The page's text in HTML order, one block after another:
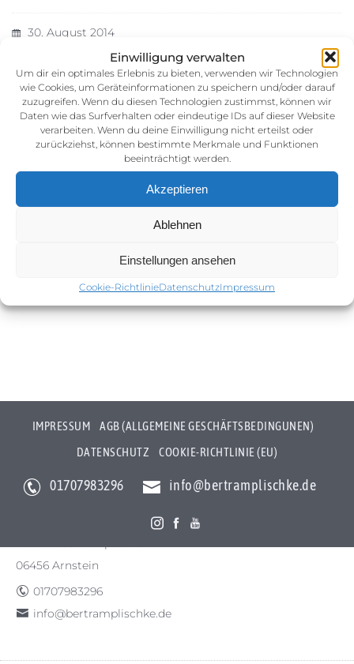
Einwilligung verwalten
Um dir ein optimales Erlebnis zu bieten, verwenden wir Technologien
wie Cookies, um Geräteinformationen zu speichern und/oder darauf
zuzugreifen. Wenn du diesen Technologien zustimmst, können wir
Daten wie das Surfverhalten oder eindeutige IDs auf dieser Website
verarbeiten. Wenn du deine Einwilligung nicht erteilst oder
zurückziehst, können bestimmte Merkmale und Funktionen
beeinträchtigt werden.
Akzeptieren
Ablehnen
Einstellungen ansehen
Cookie-RichtlinieDatenschutzImpressum
30. August 2014
AGB (Allgemeine Geschäftsbedingunen)
IMPRESSUM
AGB (ALLGEMEINE GESCHÄFTSBEDINGUNEN)
DATENSCHUTZ
COOKIE-RICHTLINIE (EU)
01707983296 info@bertramplischke.de
Bertram Plischke Individualfotografie
06456 Arnstein
01707983296
info@bertramplischke.de